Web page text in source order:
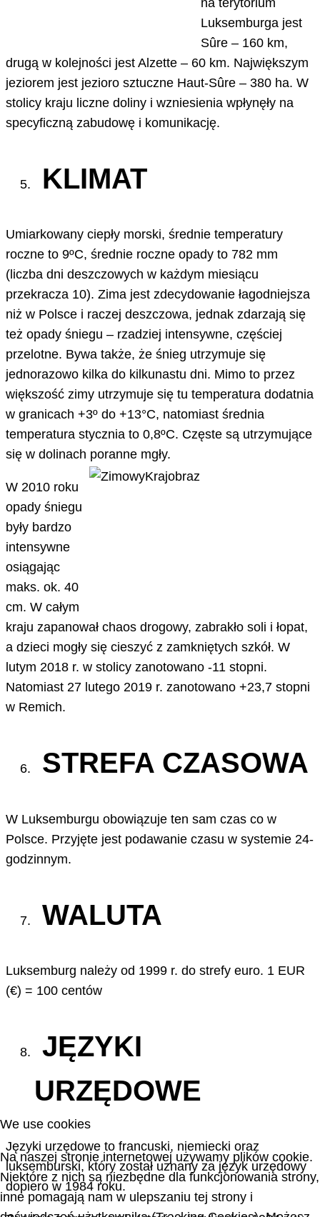
Luksemburga jest
Sûre – 160 km,
drugą w kolejności jest Alzette – 60 km. Największym
jeziorem jest jezioro sztuczne Haut-Sûre – 380 ha. W
stolicy kraju liczne doliny i wzniesienia wpłynęły na
specyficzną zabudowę i komunikację.
KLIMAT
Umiarkowany ciepły morski, średnie temperatury
roczne to 9ºC, średnie roczne opady to 782 mm
(liczba dni deszczowych w każdym miesiącu
przekracza 10). Zima jest zdecydowanie łagodniejsza
niż w Polsce i raczej deszczowa, jednak zdarzają się
też opady śniegu – rzadziej intensywne, częściej
przelotne. Bywa także, że śnieg utrzymuje się
jednorazowo kilka do kilkunastu dni. Mimo to przez
większość zimy utrzymuje się tu temperatura dodatnia
w granicach +3º do +13°C, natomiast średnia
temperatura stycznia to 0,8ºC. Częste są utrzymujące
się w dolinach poranne mgły.
W 2010 roku
opady śniegu
były bardzo
intensywne
osiągając
maks. ok. 40
cm. W całym
kraju zapanował chaos drogowy, zabrakło soli i łopat,
a dzieci mogły się cieszyć z zamkniętych szkół. W
lutym 2018 r. w stolicy zanotowano -11 stopni.
Natomiast 27 lutego 2019 r. zanotowano +23,7 stopni
w Remich.
STREFA CZASOWA
W Luksemburgu obowiązuje ten sam czas co w
Polsce. Przyjęte jest podawanie czasu w systemie 24-
godzinnym.
WALUTA
Luksemburg należy od 1999 r. do strefy euro. 1 EUR
(€) = 100 centów
JĘZYKI
URZĘDOWE
Języki urzędowe to francuski, niemiecki oraz
luksemburski, który został uznany za język urzędowy
dopiero w 1984 roku.
We use cookies
Na naszej stronie internetowej używamy plików cookie.
Niektóre z nich są niezbędne dla funkcjonowania strony,
inne pomagają nam w ulepszaniu tej strony i